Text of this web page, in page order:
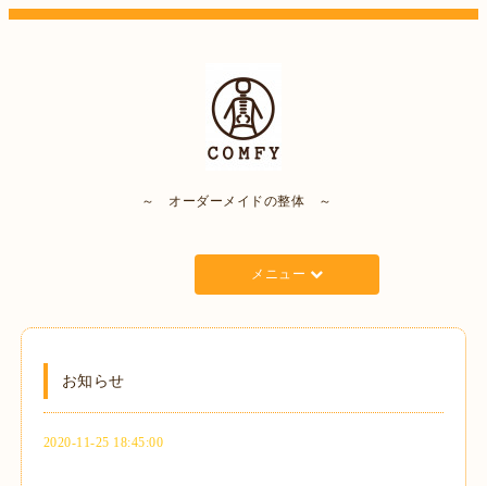
～ オーダーメイドの整体 ～
メニュー
お知らせ
2020-11-25 18:45:00